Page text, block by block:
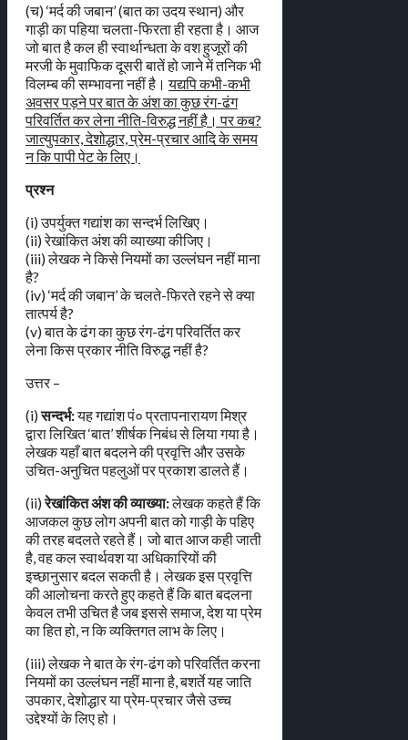
(च) ‘मर्द की जबान’ (बात का उदय स्थान) और
गाड़ी का पहिया चलता-फिरता ही रहता है। आज
जो बात है कल ही स्वार्थान्धता के वश हुजूरों की
मरजी के मुवाफिक दूसरी बातें हो जाने में तनिक भी
विलम्ब की सम्भावना नहीं है।यद्यपि कभी-कभी
अवसर पड़ने पर बात के अंश का कुछ रंग-ढंग
परिवर्तित कर लेना नीति-विरुद्ध नहीं है। पर कब?
जात्युपकार, देशोद्धार, प्रेम-प्रचार आदि के समय
न कि पापी पेट के लिए।
प्रश्न
(i) उपर्युक्त गद्यांश का सन्दर्भ लिखिए।
(ii) रेखांकित अंश की व्याख्या कीजिए।
(iii) लेखक ने किसे नियमों का उल्लंघन नहीं माना
है?
(iv) ‘मर्द की जबान’ के चलते-फिरते रहने से क्या
तात्पर्य है?
(v) बात के ढंग का कुछ रंग-ढंग परिवर्तित कर
लेना किस प्रकार नीति विरुद्ध नहीं है?
उत्तर –
(i)सन्दर्भ:यह गद्यांश पं० प्रतापनारायण मिश्र
द्वारा लिखित ‘बात’ शीर्षक निबंध से लिया गया है।
लेखक यहाँ बात बदलने की प्रवृत्ति और उसके
उचित-अनुचित पहलुओं पर प्रकाश डालते हैं।
(ii)रेखांकित अंश की व्याख्या:लेखक कहते हैं कि
आजकल कुछ लोग अपनी बात को गाड़ी के पहिए
की तरह बदलते रहते हैं। जो बात आज कही जाती
है, वह कल स्वार्थवश या अधिकारियों की
इच्छानुसार बदल सकती है। लेखक इस प्रवृत्ति
की आलोचना करते हुए कहते हैं कि बात बदलना
केवल तभी उचित है जब इससे समाज, देश या प्रेम
का हित हो, न कि व्यक्तिगत लाभ के लिए।
(iii) लेखक ने बात के रंग-ढंग को परिवर्तित करना
नियमों का उल्लंघन नहीं माना है, बशर्ते यह जाति
उपकार, देशोद्धार या प्रेम-प्रचार जैसे उच्च
उद्देश्यों के लिए हो।